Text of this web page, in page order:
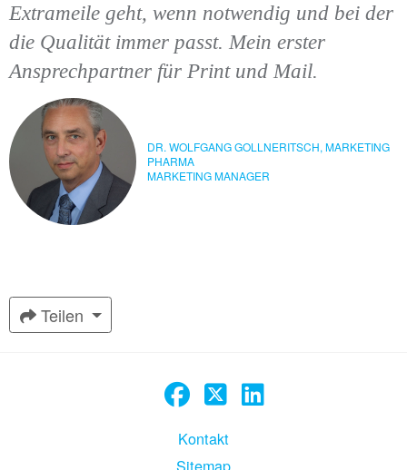
Extrameile geht, wenn notwendig und bei der
die Qualität immer passt. Mein erster
Ansprechpartner für Print und Mail.
DR. WOLFGANG GOLLNERITSCH, MARKETING
PHARMA
MARKETING MANAGER
Teilen
Kontakt
Sitemap